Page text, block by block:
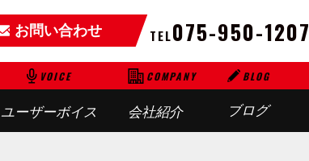
お問い合わせ TEL075-950-1207
VOICE
ユーザーボイス
COMPANY
会社紹介
BLOG
ブログ